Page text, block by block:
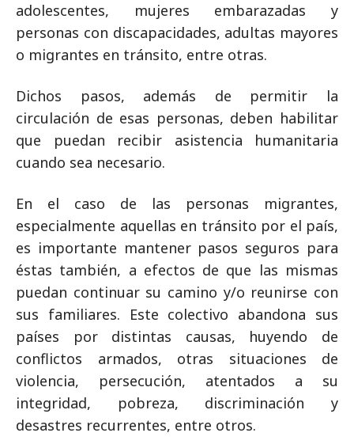
adolescentes, mujeres embarazadas y
personas con discapacidades, adultas mayores
o migrantes en tránsito, entre otras.
Dichos pasos, además de permitir la
circulación de esas personas, deben habilitar
que puedan recibir asistencia humanitaria
cuando sea necesario.
En el caso de las personas migrantes,
especialmente aquellas en tránsito por el país,
es importante mantener pasos seguros para
éstas también, a efectos de que las mismas
puedan continuar su camino y/o reunirse con
sus familiares. Este colectivo abandona sus
países por distintas causas, huyendo de
conflictos armados, otras situaciones de
violencia, persecución, atentados a su
integridad, pobreza, discriminación y
desastres recurrentes, entre otros.